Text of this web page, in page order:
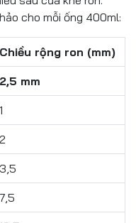
cho mỗi ống 400ml:
Chiều rộng ron (mm)
2,5 mm
1
2
3,5
7,5